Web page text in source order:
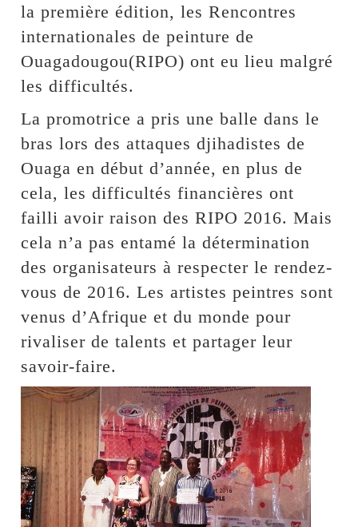
la première édition, les Rencontres
internationales de peinture de
Ouagadougou(RIPO) ont eu lieu malgré
les difficultés.
La promotrice a pris une balle dans le
bras lors des attaques djihadistes de
Ouaga en début d’année, en plus de
cela, les difficultés financières ont
failli avoir raison des RIPO 2016. Mais
cela n’a pas entamé la détermination
des organisateurs à respecter le rendez-
vous de 2016. Les artistes peintres sont
venus d’Afrique et du monde pour
rivaliser de talents et partager leur
savoir-faire.